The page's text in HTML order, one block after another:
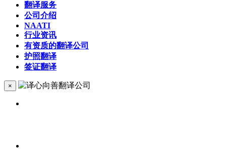
翻译服务
公司介绍
NAATI
行业资讯
有资质的翻译公司
护照翻译
签证翻译
×